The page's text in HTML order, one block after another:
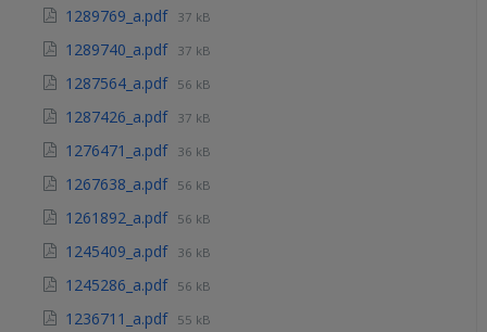
1289769_a.pdf 37 kB
1289740_a.pdf 37 kB
1287564_a.pdf 56 kB
1287426_a.pdf 37 kB
1276471_a.pdf 36 kB
1267638_a.pdf 56 kB
1261892_a.pdf 56 kB
1245409_a.pdf 36 kB
1245286_a.pdf 56 kB
1236711_a.pdf 55 kB